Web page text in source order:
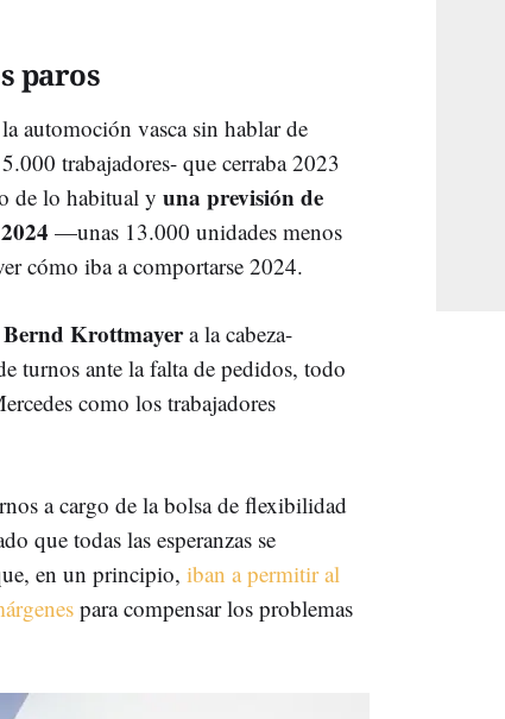
paros
automoción vasca sin hablar de
trabajadores- que cerraba 2023
de lo habitual y una previsión de
—unas 13.000 unidades menos
cómo iba a comportarse 2024.
Bernd Krottmayera la cabeza-
turnos ante la falta de pedidos, todo
como los trabajadores
a cargo de la bolsa de flexibilidad
que todas las esperanzas se
en un principio, iban a permitir al
para compensar los problemas